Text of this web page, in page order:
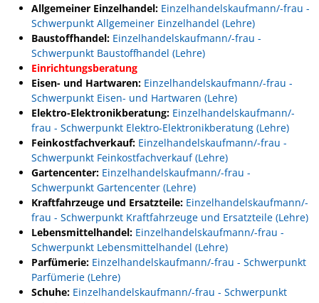
Allgemeiner Einzelhandel: Einzelhandelskaufmann/-frau -
Schwerpunkt Allgemeiner Einzelhandel (Lehre)
Baustoffhandel: Einzelhandelskaufmann/-frau -
Schwerpunkt Baustoffhandel (Lehre)
Einrichtungsberatung
Eisen- und Hartwaren: Einzelhandelskaufmann/-frau -
Schwerpunkt Eisen- und Hartwaren (Lehre)
Elektro-Elektronikberatung: Einzelhandelskaufmann/-
frau - Schwerpunkt Elektro-Elektronikberatung (Lehre)
Feinkostfachverkauf: Einzelhandelskaufmann/-frau -
Schwerpunkt Feinkostfachverkauf (Lehre)
Gartencenter: Einzelhandelskaufmann/-frau -
Schwerpunkt Gartencenter (Lehre)
Kraftfahrzeuge und Ersatzteile: Einzelhandelskaufmann/-
frau - Schwerpunkt Kraftfahrzeuge und Ersatzteile (Lehre)
Lebensmittelhandel: Einzelhandelskaufmann/-frau -
Schwerpunkt Lebensmittelhandel (Lehre)
Parfümerie: Einzelhandelskaufmann/-frau - Schwerpunkt
Parfümerie (Lehre)
Schuhe: Einzelhandelskaufmann/-frau - Schwerpunkt